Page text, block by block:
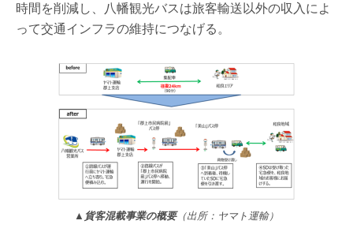
時間を削減し、八幡観光バスは旅客輸送以外の収入によ
って交通インフラの維持につなげる。
▲貨客混載事業の概要（出所：ヤマト運輸）